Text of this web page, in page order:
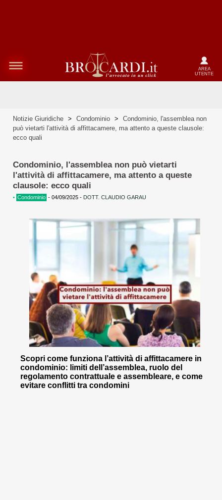
AREA
UTENTE
Notizie Giuridiche > Condominio >
Condominio, l'assemblea non
può vietarti l'attività di affittacamere, ma attento a queste clausole:
ecco quali
Condominio, l'assemblea non può vietarti
l'attività di affittacamere, ma attento a queste
clausole: ecco quali
• Condominio - 04/09/2025 - DOTT. CLAUDIO GARAU
Scopri come funziona l’attività di affittacamere in
condominio: limiti dell’assemblea, ruolo del
regolamento contrattuale e assembleare, e come
evitare conflitti tra condomini